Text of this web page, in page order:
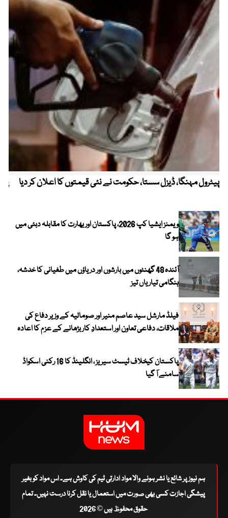
پیٹرول مہنگا، ڈیزل سستا، حکومت نے نئی قیمتوں کا اعلان کر دیا
ویمنز ایشیا کپ 2026، پاکستان اور بھارت کا مقابلہ دبئی میں
ہو گا
آئندہ 48 گھنٹوں میں بارشوں اور دریاؤں میں طغیانی کا خدشہ،
ہنگامی تیاریاں تیز
فیلڈ مارشل سید عاصم منیر اور صومالیہ کے وزیر دفاع کی
ملاقات، دفاعی تعاون اور استعدادِ کار بڑھانے کے عزم کا اعادہ
پاکستان کیخلاف ٹیسٹ سیریز ، انگلینڈ کا 16 رکنی اسکواڈ
سامنے آ گیا
ہم نیوز پر شائع یا نشر ہونے والا مواد ادارتی ٹیم کی کاوش ہے۔ اس مواد کو بغیر
پیشگی اجازت کسی بھی صورت میں استعمال یا نقل کرنا درست نہیں۔ تمام
حقوق محفوظ ہیں © 2026